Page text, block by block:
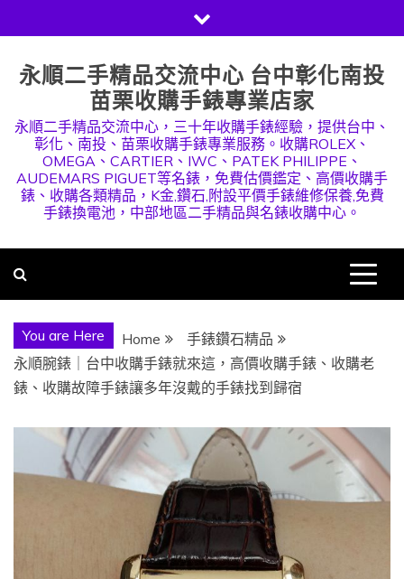
to
content
永順二手精品交流中心 台中彰化南投
苗栗收購手錶專業店家
永順二手精品交流中心，三十年收購手錶經驗，提供台中、
彰化、南投、苗栗收購手錶專業服務。收購ROLEX、
OMEGA、CARTIER、IWC、PATEK PHILIPPE、
AUDEMARS PIGUET等名錶，免費估價鑑定、高價收購手
錶、收購各類精品，K金,鑽石,附設平價手錶維修保養,免費
手錶換電池，中部地區二手精品與名錶收購中心。
You are Here Home
手錶鑽石精品
永順腕錶｜台中收購手錶就來這，高價收購手錶、收購老
錶、收購故障手錶讓多年沒戴的手錶找到歸宿